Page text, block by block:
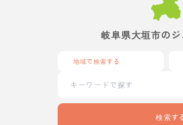
岐阜県大垣市の
地域で検索する
検索す